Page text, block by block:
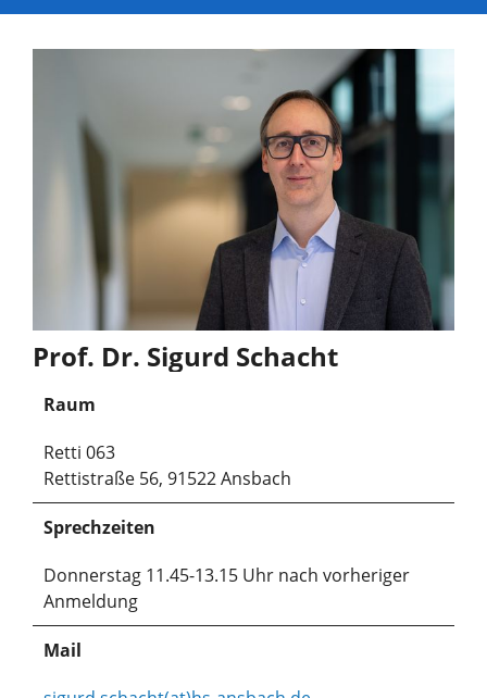
Prof. Dr. Sigurd Schacht
Raum
Retti 063
Rettistraße 56, 91522 Ansbach
Sprechzeiten
Donnerstag 11.45-13.15 Uhr nach vorheriger
Anmeldung
Mail